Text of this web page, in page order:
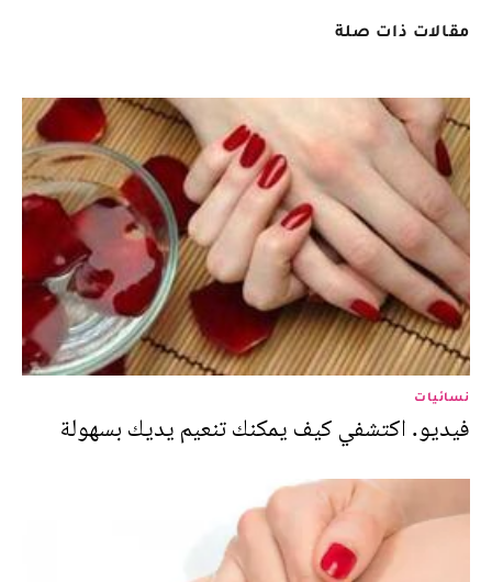
مقالات ذات صلة
نسائيات
فيديو. اكتشفي كيف يمكنك تنعيم يديك بسهولة